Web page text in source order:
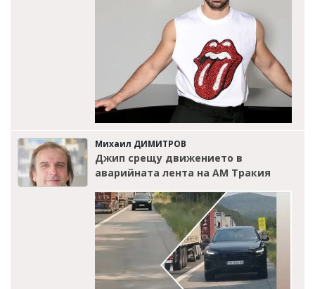
Михаил ДИМИТРОВ
Джип срещу движението в
аварийната лента на АМ Тракия